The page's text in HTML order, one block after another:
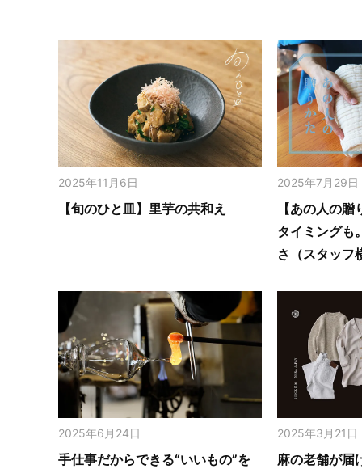
2025年11月6日
【旬のひと皿】里芋の共和え
2025年7月29日
【あの人の
タイミングも
さ（スタッフ
2025年6月24日
手仕事だからできる“いいもの”を
2025年3月21日
麻の老舗が届